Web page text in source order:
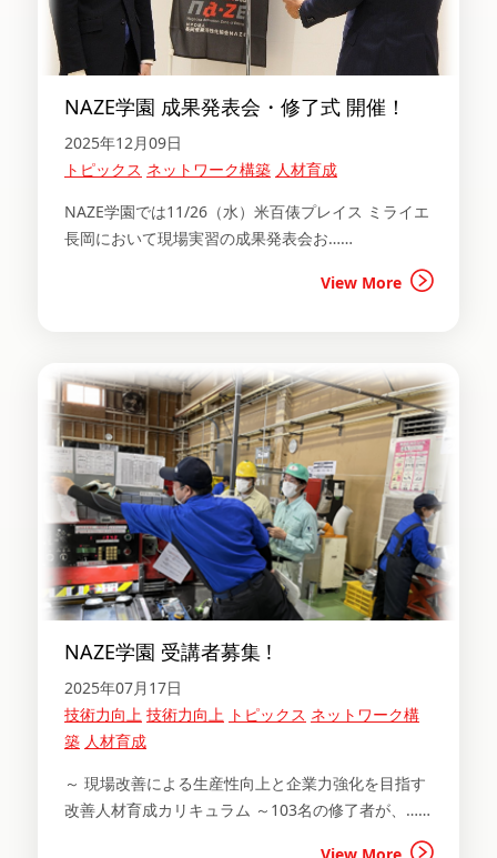
NAZE学園 成果発表会・修了式 開催！
2025年12月09日
トピックス ネットワーク構築 人材育成
NAZE学園では11/26（水）米百俵プレイス ミライエ
長岡において現場実習の成果発表会お……
View More
NAZE学園 受講者募集 !
2025年07月17日
技術力向上 技術力向上 トピックス ネットワーク構
築 人材育成
～ 現場改善による生産性向上と企業力強化を目指す
改善人材育成カリキュラム ～103名の修了者が、……